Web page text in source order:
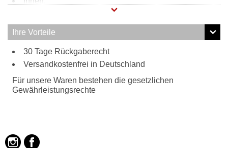
1 Hauptfach mit Reißverschluss
1 Steckfach
3 Stiftfächer
1 Handyfach
Außen:
1 Reißverschlussfach
Tragweise:
Ihre Vorteile
30 Tage Rückgaberecht
Versandkostenfrei in Deutschland
Für unsere Waren bestehen die gesetzlichen
Gewährleistungsrechte